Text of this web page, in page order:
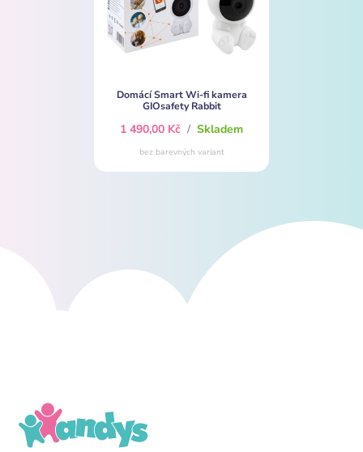
Domácí Smart Wi-fi kamera
GIOsafety Rabbit
1 490,00 Kč / Skladem
bez barevných variant